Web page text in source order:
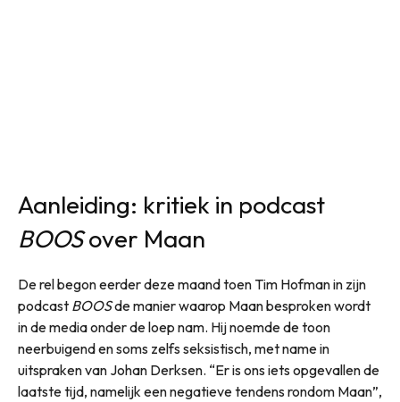
Aanleiding: kritiek in podcast
BOOSover Maan
De rel begon eerder deze maand toen Tim Hofman in zijn
podcast BOOSde manier waarop Maan besproken wordt
in de media onder de loep nam. Hij noemde de toon
neerbuigend en soms zelfs seksistisch, met name in
uitspraken van Johan Derksen. “Er is ons iets opgevallen de
laatste tijd, namelijk een negatieve tendens rondom Maan”,